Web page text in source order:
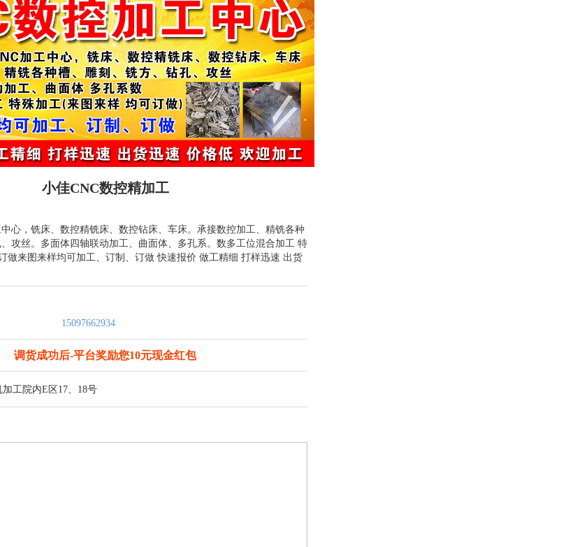
小佳CNC数控精加工
心，铣床、数控精铣床、数控钻床、车床。承接数控加工、精铣各种
攻丝。多面体四轴联动加工、曲面体、多孔系。数多工位混合加工 特
做来图来样均可加工、订制、订做 快速报价 做工精细 打样迅速 出货
15097662934
调货成功后-平台奖励您10元现金红包
工院内E区17、18号